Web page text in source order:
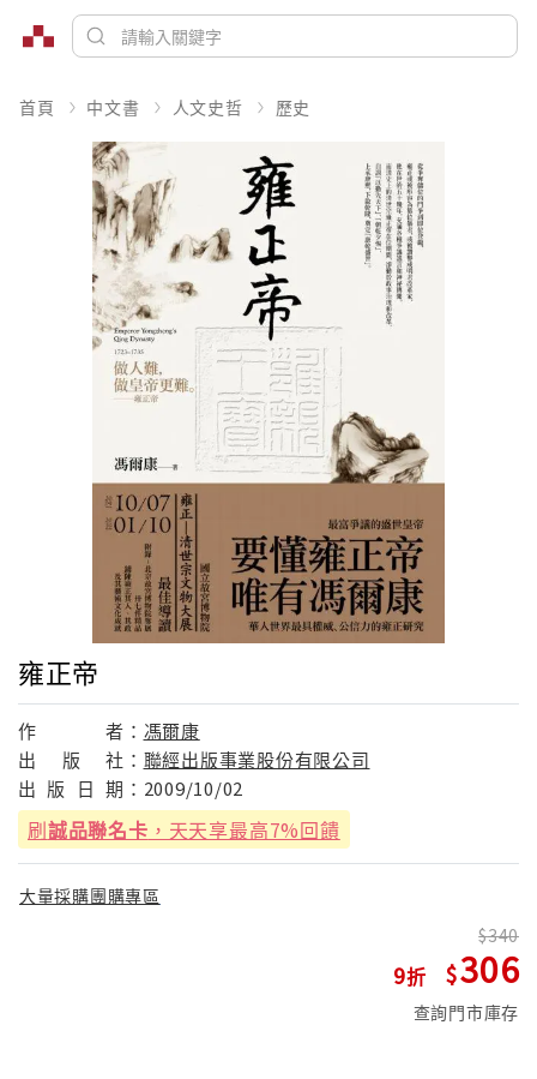
首頁 中文書 人文史哲 歷史
雍正帝
作 者： 馮爾康
出
版 社： 聯經出版事業股份有限公司
出 版 日 期： 2009/10/02
刷誠品聯名卡 ，天天享最高7%回饋
大量採購團購專區
9
340
306
查詢門市庫存